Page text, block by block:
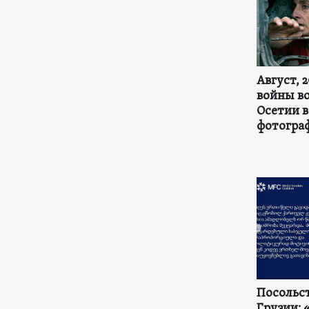
Август,
войны
Осетии